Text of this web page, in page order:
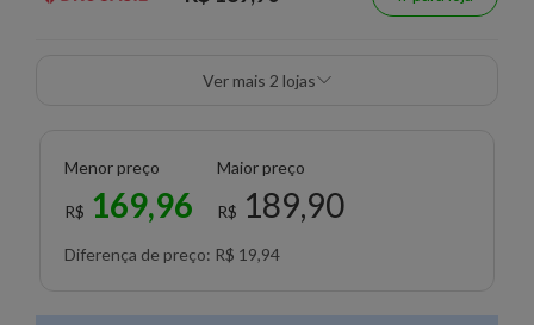
Ver mais 2 lojas
Menor preço
R$ 169,96
Maior preço
R$ 189,90
Diferença de preço: R$ 19,94